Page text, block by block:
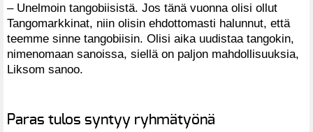
– Unelmoin tangobiisistä. Jos tänä vuonna olisi ollut
Tangomarkkinat, niin olisin ehdottomasti halunnut, että
teemme sinne tangobiisin. Olisi aika uudistaa tangokin,
nimenomaan sanoissa, siellä on paljon mahdollisuuksia,
Liksom sanoo.
Paras tulos syntyy ryhmätyönä